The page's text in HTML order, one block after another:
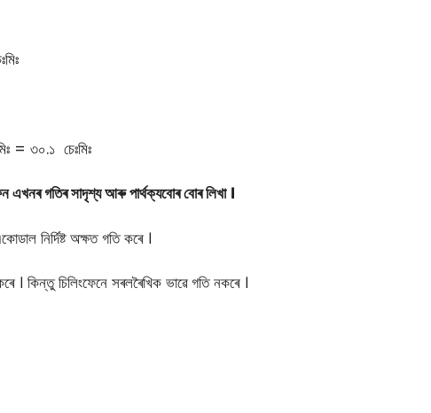
= ৩০.১ চেঃমিঃ
গতিৰ সাদৃশ্য আৰু পাৰ্থক্যবোৰ বোৰ লিখা ।
নিৰ্দিষ্ট অক্ষত গতি কৰে ।
। কিন্তু চিলিংফেনে সৰলৰৈখিক ভাৱে গতি নকৰে ।